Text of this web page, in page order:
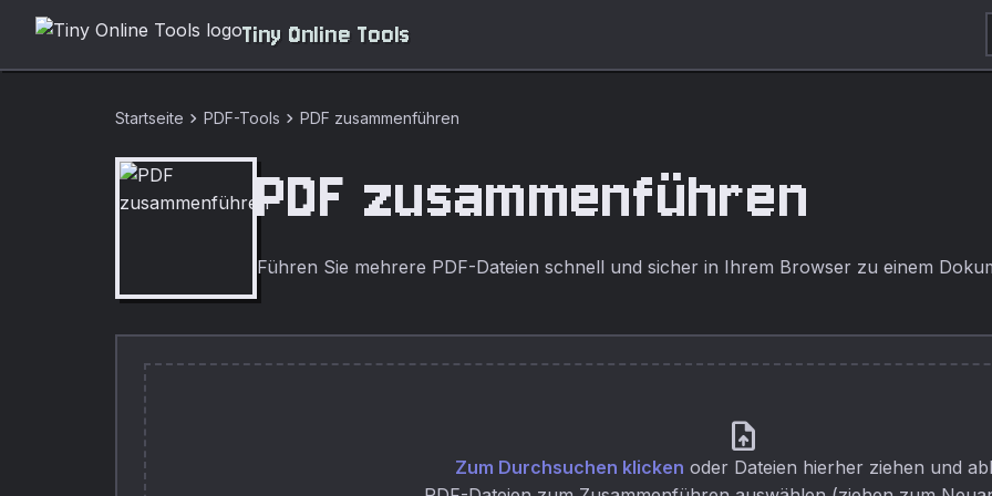
Tiny Online Tools
Startseite chevron_right PDF-Tools chevron_right PDF zusammenführen
PDF zusammenführen
Führen Sie mehrere PDF-Dateien schnell und sicher in Ihrem Browser zu einem
upload_file
Zum Durchsuchen klicken oder Dateien hierher ziehen und